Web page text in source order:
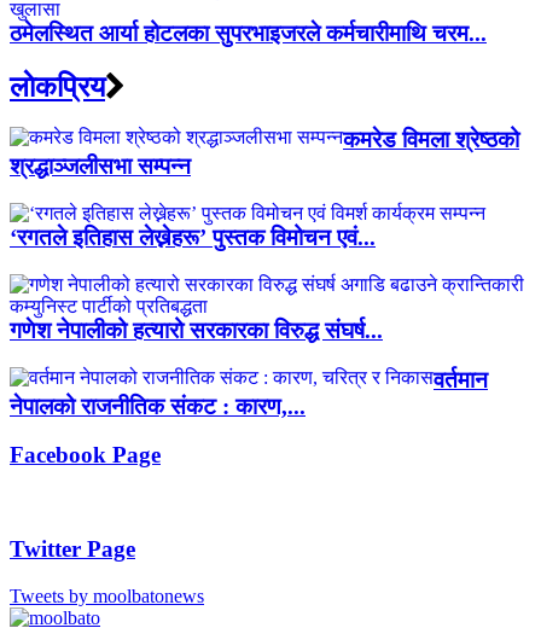
ठमेलस्थित आर्या होटलका सुपरभाइजरले कर्मचारीमाथि चरम...
लाेकप्रिय
कमरेड विमला श्रेष्ठको
श्रद्धाञ्जलीसभा सम्पन्न
‘रगतले इतिहास लेख्नेहरू’ पुस्तक विमोचन एवं...
गणेश नेपालीको हत्यारो सरकारका विरुद्ध संघर्ष...
वर्तमान
नेपालको राजनीतिक संकट : कारण,...
Facebook Page
Twitter Page
Tweets by moolbatonews